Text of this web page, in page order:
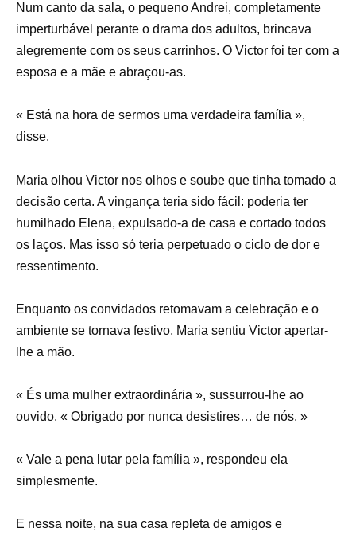
Num canto da sala, o pequeno Andrei, completamente
imperturbável perante o drama dos adultos, brincava
alegremente com os seus carrinhos. O Victor foi ter com a
esposa e a mãe e abraçou-as.
« Está na hora de sermos uma verdadeira família »,
disse.
Maria olhou Victor nos olhos e soube que tinha tomado a
decisão certa. A vingança teria sido fácil: poderia ter
humilhado Elena, expulsado-a de casa e cortado todos
os laços. Mas isso só teria perpetuado o ciclo de dor e
ressentimento.
Enquanto os convidados retomavam a celebração e o
ambiente se tornava festivo, Maria sentiu Victor apertar-
lhe a mão.
« És uma mulher extraordinária », sussurrou-lhe ao
ouvido. « Obrigado por nunca desistires… de nós. »
« Vale a pena lutar pela família », respondeu ela
simplesmente.
E nessa noite, na sua casa repleta de amigos e